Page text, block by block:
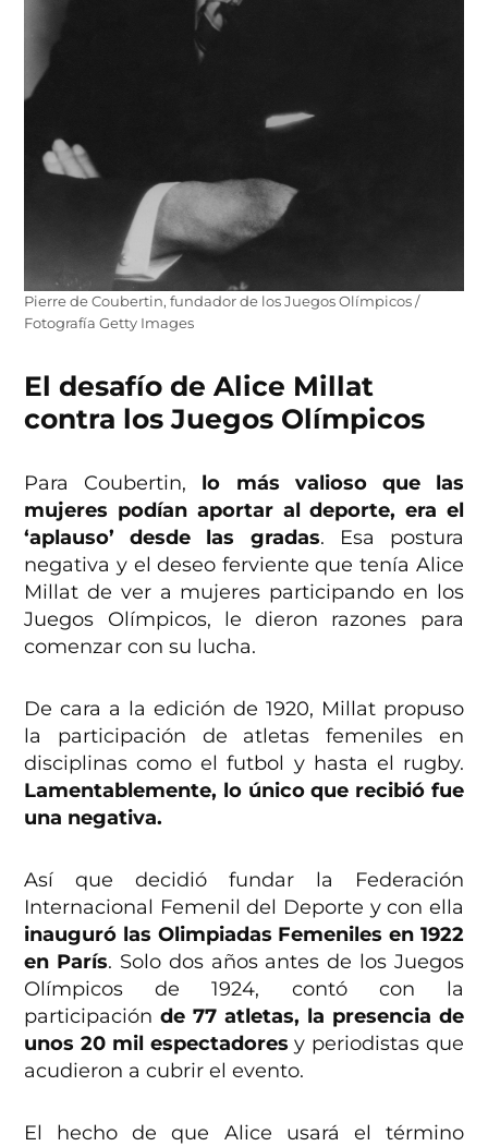
Pierre de Coubertin, fundador de los Juegos Olímpicos /
Fotografía Getty Images
El desafío de Alice Millat
contra los Juegos Olímpicos
Para Coubertin, lo más valioso que las
mujeres podían aportar al deporte, era el
‘aplauso’ desde las gradas. Esa postura
negativa y el deseo ferviente que tenía Alice
Millat de ver a mujeres participando en los
Juegos Olímpicos, le dieron razones para
comenzar con su lucha.
De cara a la edición de 1920, Millat propuso
la participación de atletas femeniles en
disciplinas como el futbol y hasta el rugby.
Lamentablemente, lo único que recibió fue
una negativa.
Así que decidió fundar la Federación
Internacional Femenil del Deporte y con ella
inauguró las Olimpiadas Femeniles en 1922
en París. Solo dos años antes de los Juegos
Olímpicos de 1924, contó con la
participación de 77 atletas, la presencia de
unos 20 mil espectadores y periodistas que
acudieron a cubrir el evento.
El hecho de que Alice usará el término